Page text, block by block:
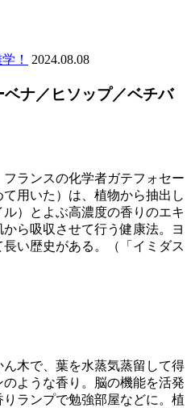
！ 2024.08.08
ベナ／ヒソップ／ベチバ
ランスの化学者ガテフォセー
用いた）は、植物から抽出し
）とよぶ高濃度の香りのエキ
ら吸収させて行う健康法。ヨ
い歴史がある。（「イミダス
木で、葉を水蒸気蒸留して得
ような香り。脳の機能を活発
ランプで勉強部屋などに。植